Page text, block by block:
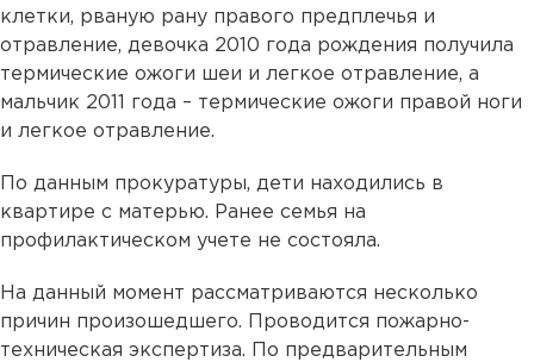
клетки, рваную рану правого предплечья и
отравление, девочка 2010 года рождения получила
термические ожоги шеи и легкое отравление, а
мальчик 2011 года – термические ожоги правой ноги
и легкое отравление.
По данным прокуратуры, дети находились в
квартире с матерью. Ранее семья на
профилактическом учете не состояла.
На данный момент рассматриваются несколько
причин произошедшего. Проводится пожарно-
техническая экспертиза. По предварительным